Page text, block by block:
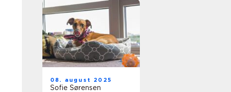
08. august 2025
Sofie Sørensen